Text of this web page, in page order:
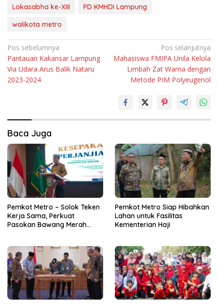
Lokasabha ke-XIII
PD KMHDI Lampung
walikota metro
Navigasi
pos
Pos sebelumnya
Pantauan Kakansar Lampung
Via Udara Arus Balik Nataru
2023-2024
Pos selanjutnya
Mahasiswa FMIPA Unila Kelola
Limbah Zat Warna dengan
Metode PIM Polyeugenol
Baca Juga
Pemkot Metro – Solok Teken
Kerja Sama, Perkuat
Pasokan Bawang Merah
Pemkot Metro Siap Hibahkan
Lahan untuk Fasilitas
Kementerian Haji